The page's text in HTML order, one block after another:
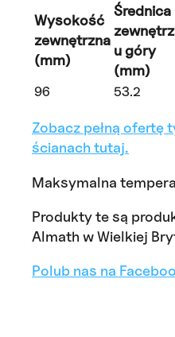
Wysokość
zewnętrzna
(mm)
Średnica
u góry
(mm)
96 53.2
Zobacz pełną ofertę
ścianach tutaj.
Maksymalna
Produkty te są
Almath w Wielkiej
Polub nas na